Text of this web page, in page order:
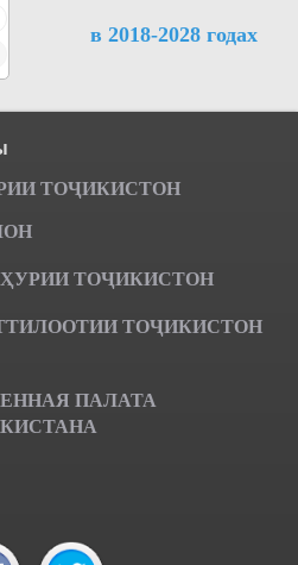
в 2018-2028 годах
ТОҶИКИСТОН
ТОҶИКИСТОН
ТОҶИКИСТОН
ПАЛАТА